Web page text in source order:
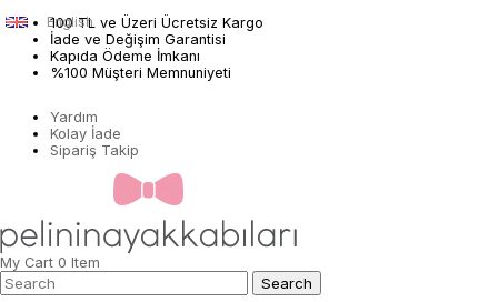
100 TL ve Üzeri Ücretsiz Kargo
İade ve Değişim Garantisi
Kapıda Ödeme İmkanı
%100 Müşteri Memnuniyeti
Yardım
Kolay İade
Sipariş Takip
English
My Cart 0 Item